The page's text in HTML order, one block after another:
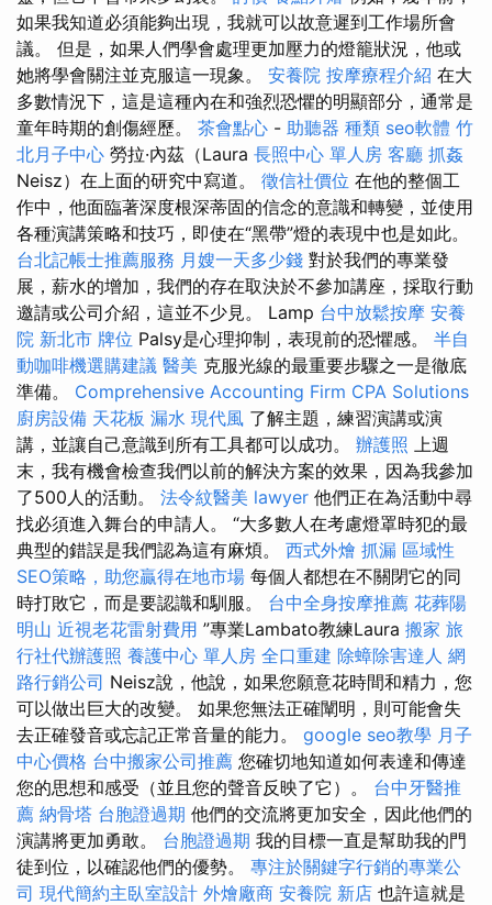
如果我知道必須能夠出現，我就可以故意遲到工作場所會
議。 但是，如果人們學會處理更加壓力的燈籠狀況，他或
她將學會關注並克服這一現象。 安養院 按摩療程介紹 在大
多數情況下，這是這種內在和強烈恐懼的明顯部分，通常是
童年時期的創傷經歷。 茶會點心 - 助聽器 種類 seo軟體 竹
北月子中心 勞拉·內茲（Laura 長照中心 單人房 客廳 抓姦
Neisz）在上面的研究中寫道。 徵信社價位 在他的整個工
作中，他面臨著深度根深蒂固的信念的意識和轉變，並使用
各種演講策略和技巧，即使在“黑帶”燈的表現中也是如此。
台北記帳士推薦服務 月嫂一天多少錢 對於我們的專業發
展，薪水的增加，我們的存在取決於不參加講座，採取行動
邀請或公司介紹，這並不少見。 Lamp 台中放鬆按摩 安養
院 新北市 牌位 Palsy是心理抑制，表現前的恐懼感。 半自
動咖啡機選購建議 醫美 克服光線的最重要步驟之一是徹底
準備。 Comprehensive Accounting Firm CPA Solutions
廚房設備 天花板 漏水 現代風 了解主題，練習演講或演
講，並讓自己意識到所有工具都可以成功。 辦護照 上週
末，我有機會檢查我們以前的解決方案的效果，因為我參加
了500人的活動。 法令紋醫美 lawyer 他們正在為活動中尋
找必須進入舞台的申請人。 “大多數人在考慮燈罩時犯的最
典型的錯誤是我們認為這有麻煩。 西式外燴 抓漏 區域性
SEO策略，助您贏得在地市場 每個人都想在不關閉它的同
時打敗它，而是要認識和馴服。 台中全身按摩推薦 花葬陽
明山 近視老花雷射費用 ”專業Lambato教練Laura 搬家 旅
行社代辦護照 養護中心 單人房 全口重建 除蟑除害達人 網
路行銷公司 Neisz說，他說，如果您願意花時間和精力，您
可以做出巨大的改變。 如果您無法正確闡明，則可能會失
去正確發音或忘記正常音量的能力。 google seo教學 月子
中心價格 台中搬家公司推薦 您確切地知道如何表達和傳達
您的思想和感受（並且您的聲音反映了它）。 台中牙醫推
薦 納骨塔 台胞證過期 他們的交流將更加安全，因此他們的
演講將更加勇敢。 台胞證過期 我的目標一直是幫助我的門
徒到位，以確認他們的優勢。 專注於關鍵字行銷的專業公
司 現代簡約主臥室設計 外燴廠商 安養院 新店 也許這就是